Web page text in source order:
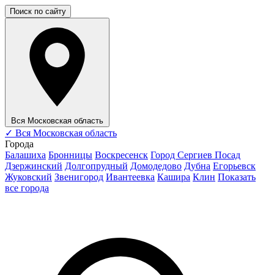
Поиск по сайту
Вся Московская область
✓ Вся Московская область
Города
Балашиха Бронницы Воскресенск Город Сергиев Посад
Дзержинский Долгопрудный Домодедово Дубна Егорьевск
Жуковский Звенигород Ивантеевка Кашира Клин Показать
все города